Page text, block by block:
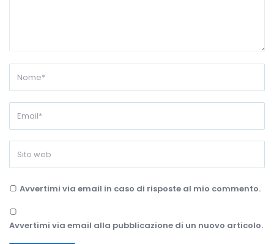
Avvertimi via email in caso di risposte al mio commento.
Avvertimi via email alla pubblicazione di un nuovo articolo.